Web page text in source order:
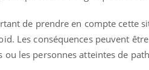
de prendre en compte cette
Les conséquences peuvent
ou les personnes atteintes de